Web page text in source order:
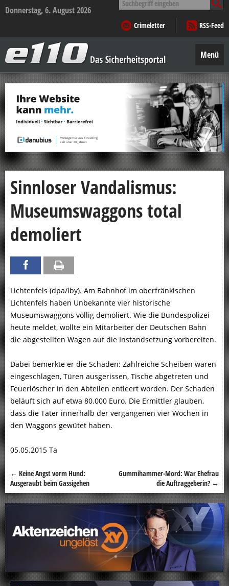
Donnerstag, 6. August 2026
nach:
Crimeletter
RSS-Feed
–
Das
Sicherheitsportal
Menü
Zum
Inhalt
springen
Sinnloser Vandalismus:
Museumswaggons total
demoliert
Lichtenfels (dpa/lby). Am Bahnhof im oberfränkischen
Lichtenfels haben Unbekannte vier historische
Museumswaggons völlig demoliert. Wie die Bundespolizei
heute meldet, wollte ein Mitarbeiter der Deutschen Bahn
die abgestellten Wagen auf die Instandsetzung vorbereiten.
Dabei bemerkte er die Schäden: Zahlreiche Scheiben waren
eingeschlagen, Türen ausgerissen, Tische abgetreten und
Feuerlöscher in den Abteilen entleert worden. Der Schaden
beläuft sich auf etwa 80.000 Euro. Die Ermittler glauben,
dass die Täter innerhalb der vergangenen vier Wochen in
den Waggons gewütet haben.
05.05.2015 Ta
Beitragsnavigation
← Keine Angst vorm Hund:
Ausgeraubt beim Gassigehen
Gummihammer-Mord: War Ehefrau
die Auftraggeberin? →